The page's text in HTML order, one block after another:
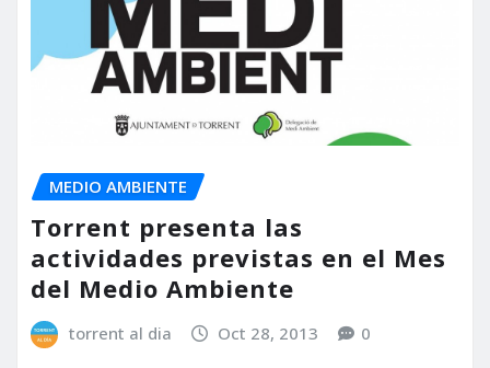
MEDIO AMBIENTE
Torrent presenta las
actividades previstas en el Mes
del Medio Ambiente
torrent al dia Oct 28, 2013 0